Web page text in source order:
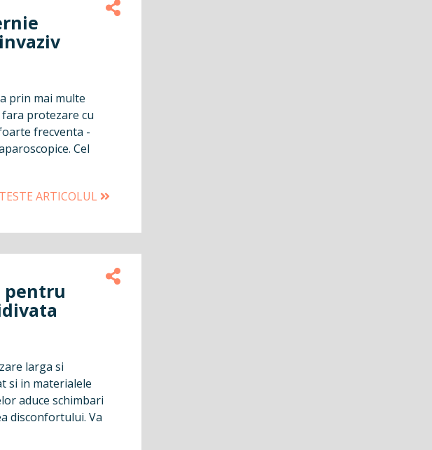
prin mai multe
protezare cu
frecventa -
Cel
ARTICOLUL
pentru
larga si
si in materialele
aduce schimbari
disconfortului. Va